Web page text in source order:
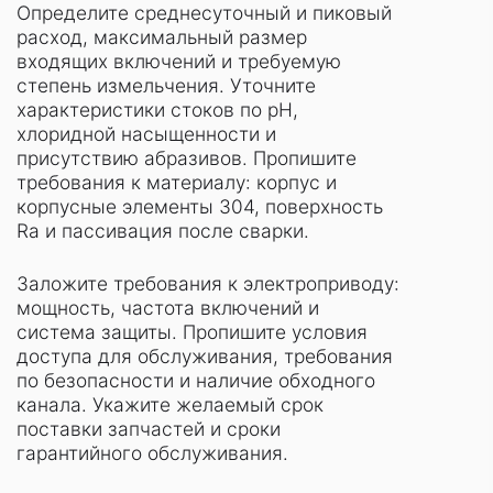
Определите среднесуточный и пиковый
расход, максимальный размер
входящих включений и требуемую
степень измельчения. Уточните
характеристики стоков по pH,
хлоридной насыщенности и
присутствию абразивов. Пропишите
требования к материалу: корпус и
корпусные элементы 304, поверхность
Ra и пассивация после сварки.
Заложите требования к электроприводу:
мощность, частота включений и
система защиты. Пропишите условия
доступа для обслуживания, требования
по безопасности и наличие обходного
канала. Укажите желаемый срок
поставки запчастей и сроки
гарантийного обслуживания.